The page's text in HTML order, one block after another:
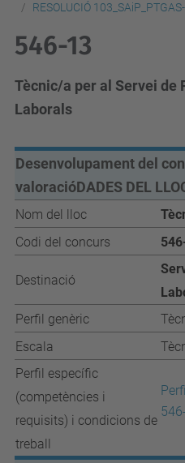
RESOLUCIÓ
546-13
Tècnic/a per al Servei de
Laborals
Desenvolupament del
valoracióDADES DEL
Nom del lloc
Codi del concurs
Destinació
Perfil genèric
Escala
Perfil específic
(competències i
requisits) i condicions de
treball